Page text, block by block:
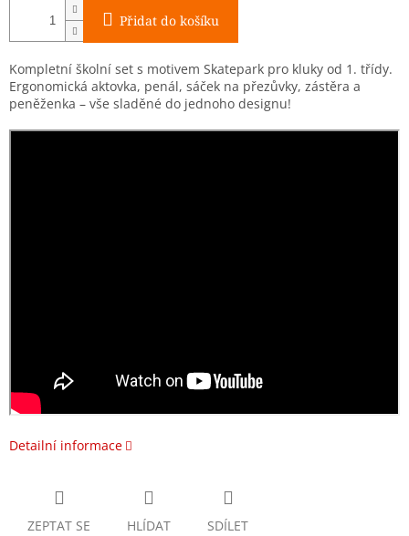
Přidat do košíku
Kompletní školní set s motivem Skatepark pro kluky od 1. třídy.
Ergonomická aktovka, penál, sáček na přezůvky, zástěra a
peněženka – vše sladěné do jednoho designu!
Detailní informace
ZEPTAT SE HLÍDAT SDÍLET